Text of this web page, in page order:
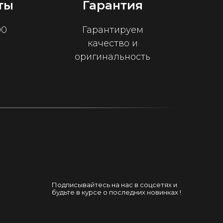
Гарантия
Гарантируем
качество и
оригинальность
Подписывайтесь на нас в соцсетях и
будьте в курсе о последних новинках !